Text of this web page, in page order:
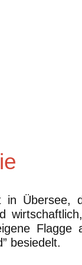
in Übersee,
Flagge
besiedelt.